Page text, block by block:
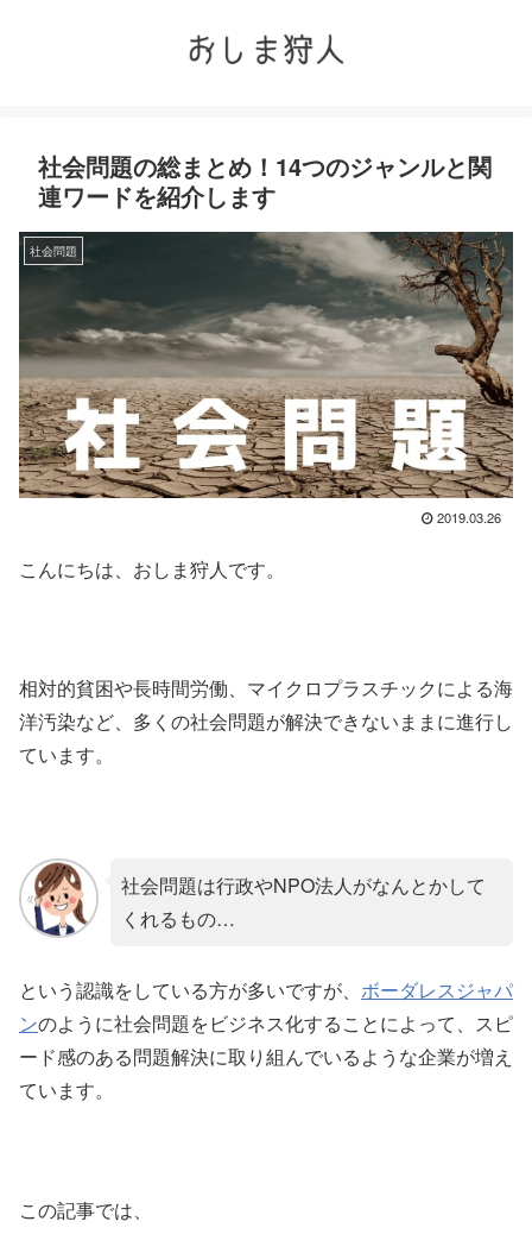
社会問題の総まとめ！14つのジャンルと関
連ワードを紹介します
社会問題
2019.03.26
こんにちは、おしま狩人です。
相対的貧困や長時間労働、マイクロプラスチックによる海
洋汚染など、多くの社会問題が解決できないままに進行し
ています。
社会問題は行政やNPO法人がなんとかして
くれるもの…
という認識をしている方が多いですが、 ボーダレスジャパ
ンのように社会問題をビジネス化することによって、スピ
ード感のある問題解決に取り組んでいるような企業が増え
ています。
この記事では、